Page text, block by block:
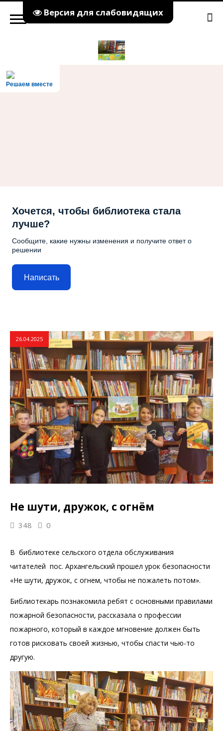
Версия для слабовидящих
Решаем вместе
Хочется, чтобы библиотека стала
лучше?
Сообщите, какие нужны изменения и получите ответ о
решении
Написать
26.04.2025
Не шути, дружок, с огнём
348 0
В библиотеке сельского отдела обслуживания
читателей пос. Архангельский прошел урок безопасности
«Не шути, дружок, с огнем, чтобы не пожалеть потом».
Библиотекарь познакомила ребят с основными правилами
пожарной безопасности, рассказала о профессии
пожарного, который в каждое мгновение должен быть
готов рисковать своей жизнью, чтобы спасти чью-то
другую.